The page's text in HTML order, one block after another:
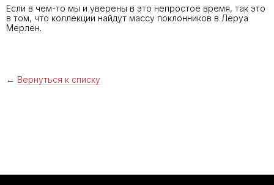
Если в чем-то мы и уверены в это непростое время, так это
в том, что коллекции найдут массу поклонников в Леруа
Мерлен.
← Вернуться к списку